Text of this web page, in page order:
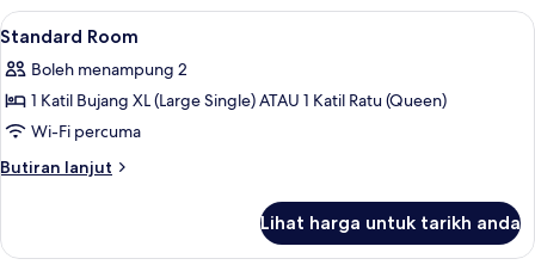
Katil
Ratu
Lihat
semua
foto
untuk
Standard
Room
Peralatan tempat tidur premium,
7
Standard Room
Boleh menampung 2
1 Katil Bujang XL (Large Single) ATAU 1 Katil Ratu (Queen)
Wi-Fi percuma
Butiran lanjut
Butiran
Room
Lihat harga untuk tarikh anda